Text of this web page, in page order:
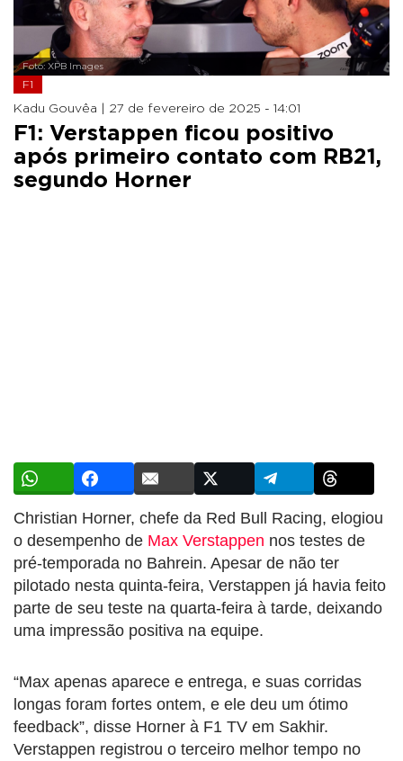
Foto: XPB Images
F1
Kadu Gouvêa | 27 de fevereiro de 2025 - 14:01
F1: Verstappen ficou positivo
após primeiro contato com RB21,
segundo Horner
Christian Horner, chefe da Red Bull Racing, elogiou
o desempenho de Max Verstappen nos testes de
pré-temporada no Bahrein. Apesar de não ter
pilotado nesta quinta-feira, Verstappen já havia feito
parte de seu teste na quarta-feira à tarde, deixando
uma impressão positiva na equipe.
“Max apenas aparece e entrega, e suas corridas
longas foram fortes ontem, e ele deu um ótimo
feedback”, disse Horner à F1 TV em Sakhir.
Verstappen registrou o terceiro melhor tempo no